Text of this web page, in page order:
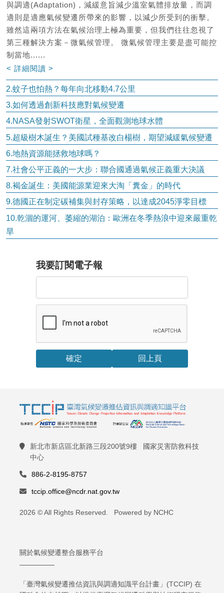
與調適(Adaptation)，減緩意旨減少溫室氣體排放量，而調
適則是適應氣候變遷所帶來的影響，以減少所受到的衝擊。
雖然這兩項方法在氣候治理上極為重要，但我們往往忽視了
第三種解決方案－微氣候管理。 微氣候管理主要是盡可能控
制當地......
< 詳細閱讀 >
2.蚊子也怕熱？每年向北移動4.7公里
3.如何透過創新科技應對氣候變遷
4.NASA發射SWOT衛星，全面觀測地球水體
5.超級樹木誕生？美國試種基改白楊樹，期望減緩氣候變遷
6.地熱資源能拯救地球嗎？
7.社會公平正義的一大步：聯合國通過氣候正義重大決議
8.褐金誕生：美國能源業迎來大淘「糞金」的時代
9.德國正在制定碳補集與封存策略，以達成2045淨零目標
10.乾涸的運河、萎縮的湖泊：歐洲在冬季熱浪中迎來嚴重乾
旱
我要訂閱電子報
回上頁
新北市新店區北新路三段200號9樓 國家災害防救科技
中心
886-2-8195-8757
tccip.office@ncdr.nat.gov.tw
2026 © All Rights Reserved. Powered by NCHC
關於氣候變遷整合服務平台
「臺灣氣候變遷推估資訊與調適知識平台計畫」(TCCIP) 在